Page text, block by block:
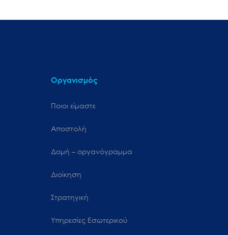
Οργανισμός
Ποιοι είμαστε
Αποστολή
Δομή – οργανόγραμμα
Διοίκηση
Στρατηγική
Υπηρεσίες Εσωτερικού